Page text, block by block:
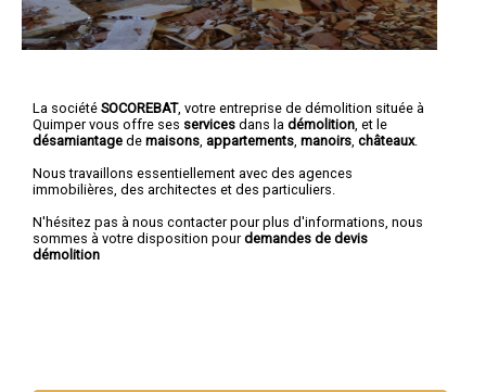
La société SOCOREBAT, votre entreprise de démolition située à
Quimper vous offre ses services dans la démolition , et le
désamiantage de maisons appartements manoirs châteaux.
Nous travaillons essentiellement avec des agences
immobilières, des architectes et des particuliers.
N'hésitez pas à nous contacter pour plus d'informations, nous
sommes à votre disposition pourdemandes de devis
démolition